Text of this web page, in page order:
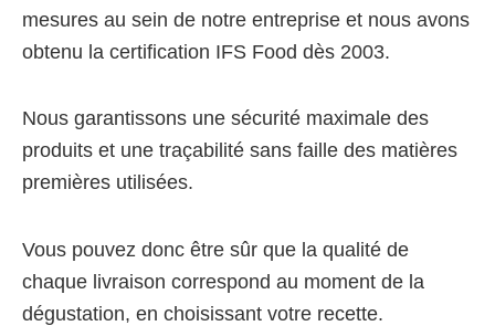
mesures au sein de notre entreprise et nous avons
obtenu la certification IFS Food dès 2003.
Nous garantissons une sécurité maximale des
produits et une traçabilité sans faille des matières
premières utilisées.
Vous pouvez donc être sûr que la qualité de
chaque livraison correspond au moment de la
dégustation, en choisissant votre recette.